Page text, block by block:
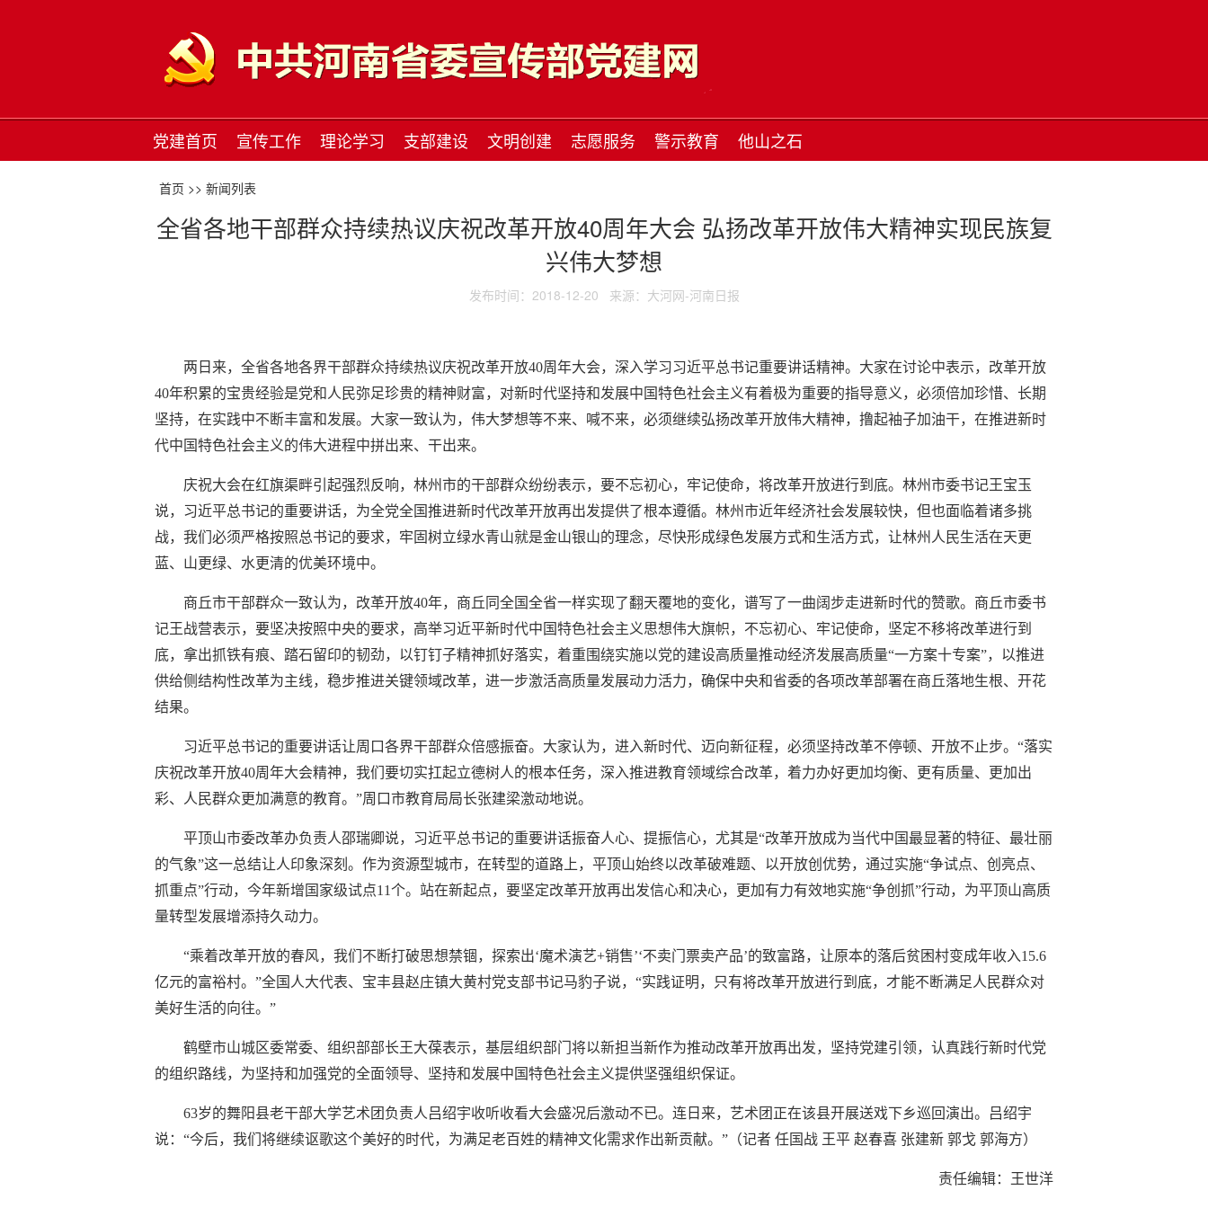
党建首页 宣传工作 理论学习 支部建设 文明创建 志愿服务 警示教育 他山之石
首页 >> 新闻列表
全省各地干部群众持续热议庆祝改革开放40周年大会 弘扬改革开放伟大精神实现民族复
兴伟大梦想
发布时间：2018-12-20 来源：大河网-河南日报
两日来，全省各地各界干部群众持续热议庆祝改革开放40周年大会，深入学习习近平总书记重要讲话精神。大家在讨论中表示，改革开放
40年积累的宝贵经验是党和人民弥足珍贵的精神财富，对新时代坚持和发展中国特色社会主义有着极为重要的指导意义，必须倍加珍惜、长期
坚持，在实践中不断丰富和发展。大家一致认为，伟大梦想等不来、喊不来，必须继续弘扬改革开放伟大精神，撸起袖子加油干，在推进新时
代中国特色社会主义的伟大进程中拼出来、干出来。
庆祝大会在红旗渠畔引起强烈反响，林州市的干部群众纷纷表示，要不忘初心，牢记使命，将改革开放进行到底。林州市委书记王宝玉
说，习近平总书记的重要讲话，为全党全国推进新时代改革开放再出发提供了根本遵循。林州市近年经济社会发展较快，但也面临着诸多挑
战，我们必须严格按照总书记的要求，牢固树立绿水青山就是金山银山的理念，尽快形成绿色发展方式和生活方式，让林州人民生活在天更
蓝、山更绿、水更清的优美环境中。
商丘市干部群众一致认为，改革开放40年，商丘同全国全省一样实现了翻天覆地的变化，谱写了一曲阔步走进新时代的赞歌。商丘市委书
记王战营表示，要坚决按照中央的要求，高举习近平新时代中国特色社会主义思想伟大旗帜，不忘初心、牢记使命，坚定不移将改革进行到
底，拿出抓铁有痕、踏石留印的韧劲，以钉钉子精神抓好落实，着重围绕实施以党的建设高质量推动经济发展高质量“一方案十专案”，以推进
供给侧结构性改革为主线，稳步推进关键领域改革，进一步激活高质量发展动力活力，确保中央和省委的各项改革部署在商丘落地生根、开花
结果。
习近平总书记的重要讲话让周口各界干部群众倍感振奋。大家认为，进入新时代、迈向新征程，必须坚持改革不停顿、开放不止步。“落实
庆祝改革开放40周年大会精神，我们要切实扛起立德树人的根本任务，深入推进教育领域综合改革，着力办好更加均衡、更有质量、更加出
彩、人民群众更加满意的教育。”周口市教育局局长张建梁激动地说。
平顶山市委改革办负责人邵瑞卿说，习近平总书记的重要讲话振奋人心、提振信心，尤其是“改革开放成为当代中国最显著的特征、最壮丽
的气象”这一总结让人印象深刻。作为资源型城市，在转型的道路上，平顶山始终以改革破难题、以开放创优势，通过实施“争试点、创亮点、
抓重点”行动，今年新增国家级试点11个。站在新起点，要坚定改革开放再出发信心和决心，更加有力有效地实施“争创抓”行动，为平顶山高质
量转型发展增添持久动力。
“乘着改革开放的春风，我们不断打破思想禁锢，探索出‘魔术演艺+销售’‘不卖门票卖产品’的致富路，让原本的落后贫困村变成年收入15.6
亿元的富裕村。”全国人大代表、宝丰县赵庄镇大黄村党支部书记马豹子说，“实践证明，只有将改革开放进行到底，才能不断满足人民群众对
美好生活的向往。”
鹤壁市山城区委常委、组织部部长王大葆表示，基层组织部门将以新担当新作为推动改革开放再出发，坚持党建引领，认真践行新时代党
的组织路线，为坚持和加强党的全面领导、坚持和发展中国特色社会主义提供坚强组织保证。
63岁的舞阳县老干部大学艺术团负责人吕绍宇收听收看大会盛况后激动不已。连日来，艺术团正在该县开展送戏下乡巡回演出。吕绍宇
说：“今后，我们将继续讴歌这个美好的时代，为满足老百姓的精神文化需求作出新贡献。” （记者 任国战 王平 赵春喜 张建新 郭戈 郭海方）
责任编辑：王世洋